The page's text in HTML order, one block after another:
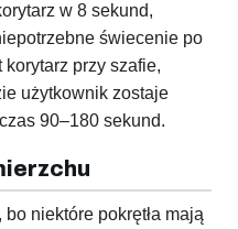
w 8 sekund,
świecenie po
przy szafie,
użytkownik zostaje
90–180 sekund.
niektóre pokrętła mają